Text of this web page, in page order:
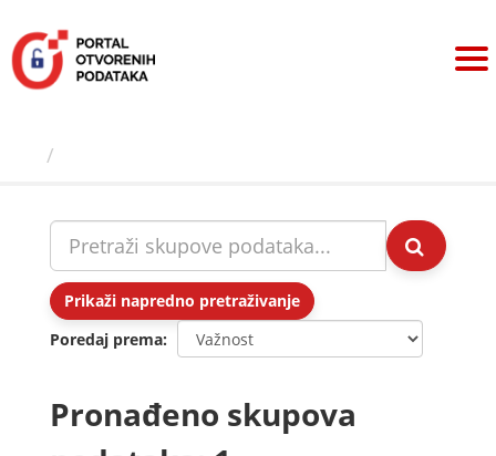
sadržaj
Prikaži napredno pretraživanje
Poredaj prema
Pronađeno skupova